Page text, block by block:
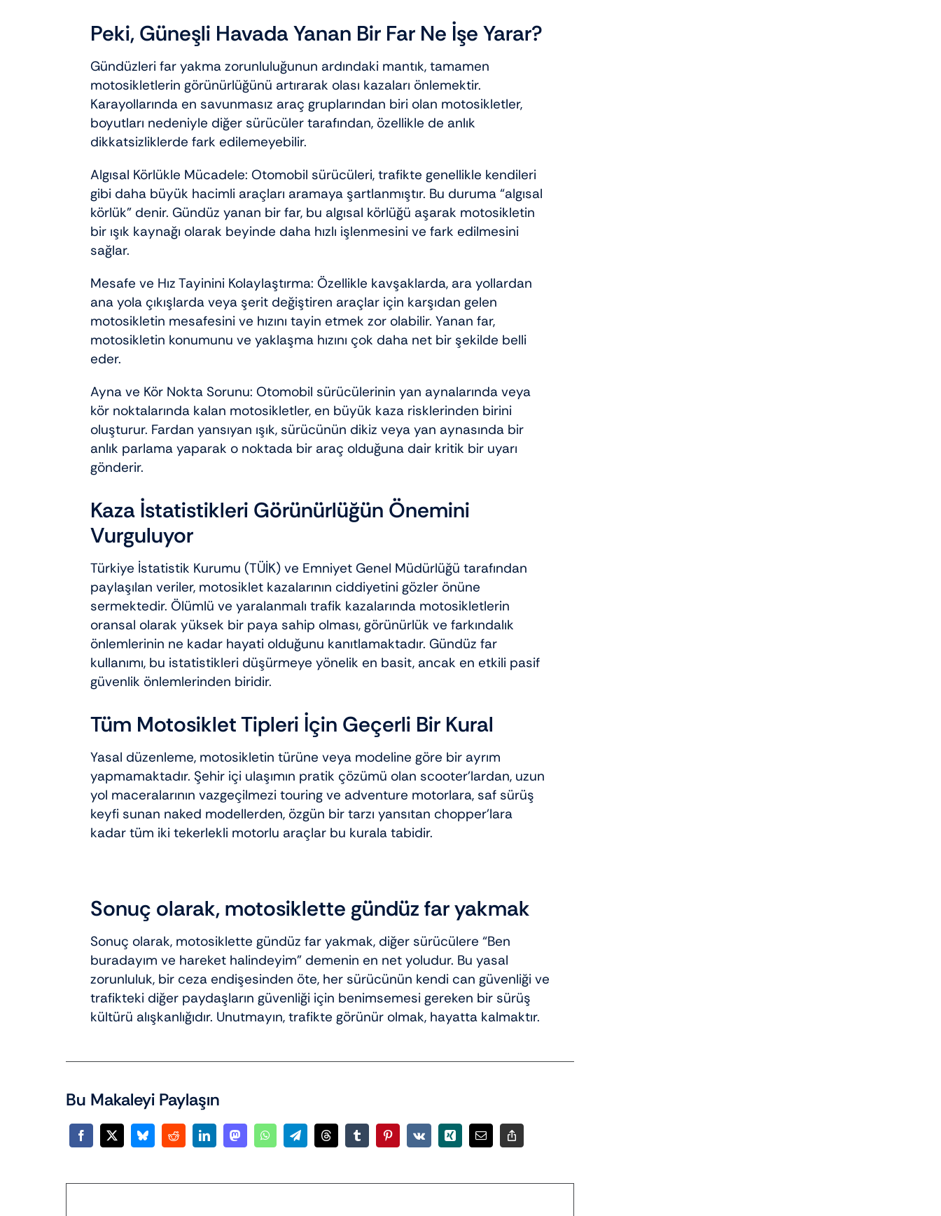
Peki, Güneşli Havada Yanan Bir Far Ne İşe Yarar?
Gündüzleri far yakma zorunluluğunun ardındaki mantık, tamamen
motosikletlerin görünürlüğünü artırarak olası kazaları önlemektir.
Karayollarında en savunmasız araç gruplarından biri olan motosikletler,
boyutları nedeniyle diğer sürücüler tarafından, özellikle de anlık
dikkatsizliklerde fark edilemeyebilir.
Algısal Körlükle Mücadele: Otomobil sürücüleri, trafikte genellikle kendileri
gibi daha büyük hacimli araçları aramaya şartlanmıştır. Bu duruma “algısal
körlük” denir. Gündüz yanan bir far, bu algısal körlüğü aşarak motosikletin
bir ışık kaynağı olarak beyinde daha hızlı işlenmesini ve fark edilmesini
sağlar.
Mesafe ve Hız Tayinini Kolaylaştırma: Özellikle kavşaklarda, ara yollardan
ana yola çıkışlarda veya şerit değiştiren araçlar için karşıdan gelen
motosikletin mesafesini ve hızını tayin etmek zor olabilir. Yanan far,
motosikletin konumunu ve yaklaşma hızını çok daha net bir şekilde belli
eder.
Ayna ve Kör Nokta Sorunu: Otomobil sürücülerinin yan aynalarında veya
kör noktalarında kalan motosikletler, en büyük kaza risklerinden birini
oluşturur. Fardan yansıyan ışık, sürücünün dikiz veya yan aynasında bir
anlık parlama yaparak o noktada bir araç olduğuna dair kritik bir uyarı
gönderir.
Kaza İstatistikleri Görünürlüğün Önemini
Vurguluyor
Türkiye İstatistik Kurumu (TÜİK) ve Emniyet Genel Müdürlüğü tarafından
paylaşılan veriler, motosiklet kazalarının ciddiyetini gözler önüne
sermektedir. Ölümlü ve yaralanmalı trafik kazalarında motosikletlerin
oransal olarak yüksek bir paya sahip olması, görünürlük ve farkındalık
önlemlerinin ne kadar hayati olduğunu kanıtlamaktadır. Gündüz far
kullanımı, bu istatistikleri düşürmeye yönelik en basit, ancak en etkili pasif
güvenlik önlemlerinden biridir.
Tüm Motosiklet Tipleri İçin Geçerli Bir Kural
Yasal düzenleme, motosikletin türüne veya modeline göre bir ayrım
yapmamaktadır. Şehir içi ulaşımın pratik çözümü olan scooter’lardan, uzun
yol maceralarının vazgeçilmezi touring ve adventure motorlara, saf sürüş
keyfi sunan naked modellerden, özgün bir tarzı yansıtan chopper’lara
kadar tüm iki tekerlekli motorlu araçlar bu kurala tabidir.
Sonuç olarak, motosiklette gündüz far yakmak
Sonuç olarak, motosiklette gündüz far yakmak, diğer sürücülere “Ben
buradayım ve hareket halindeyim” demenin en net yoludur. Bu yasal
zorunluluk, bir ceza endişesinden öte, her sürücünün kendi can güvenliği ve
trafikteki diğer paydaşların güvenliği için benimsemesi gereken bir sürüş
kültürü alışkanlığıdır. Unutmayın, trafikte görünür olmak, hayatta kalmaktır.
Bu Makaleyi Paylaşın